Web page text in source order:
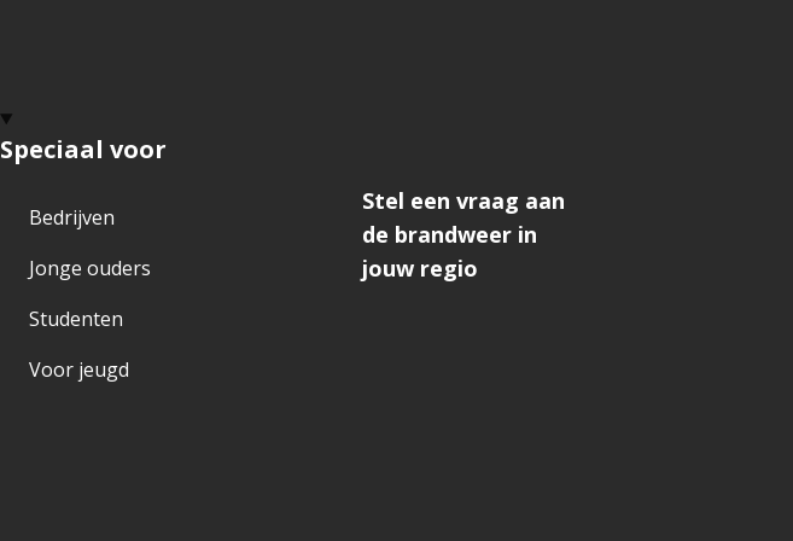
Speciaal voor
Bedrijven
Jonge ouders
Studenten
Voor jeugd
Stel een vraag aan
de brandweer in
jouw regio